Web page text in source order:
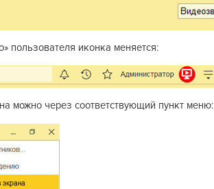
пользователя иконка меняется:
можно через соответствующий пункт меню: